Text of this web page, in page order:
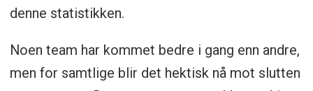
denne statistikken.
Noen team har kommet bedre i gang enn andre,
men for samtlige blir det hektisk nå mot slutten